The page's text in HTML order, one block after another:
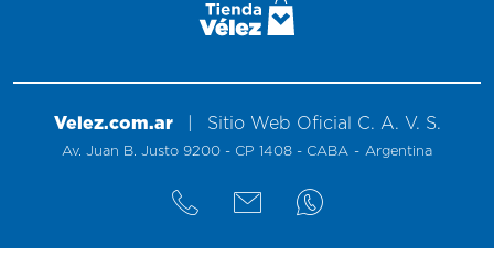
Velez.com.ar Sitio Web Oficial C. A. V. S.
Av. Juan B. Justo 9200 - CP 1408 - CABA - Argentina